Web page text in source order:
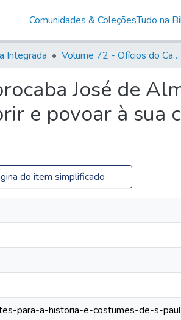
Comunidades & ColeçõesTudo na
Integrada Volume 72 - Ofícios do Capitão General D. Luis Antonio de Souza Botelho Mourão (Morgado de Matheus): 1765-1766
José de
e povoar à sua
do item simplificado
para-a-historia-e-costumes-de-s-